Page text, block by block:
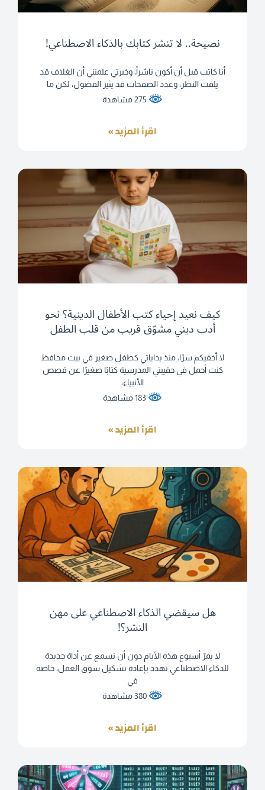
نصيحة.. لا تنشر كتابك بالذكاء الاصطناعي!
أنا كاتب قبل أن أكون ناشراً، وخبرتي علمتني أن الغلاف قد
يلفت النظر، وعدد الصفحات قد يثير الفضول، لكن ما
اقرأ المزيد »
كيف نعيد إحياء كتب الأطفال الدينية؟ نحو
أدب ديني مشوّق قريب من قلب الطفل
لا أخفيكم سرًا، منذ بداياتي كطفل صغير في بيت محافظ
كنت أحمل في حقيبتي المدرسية كتابًا صغيرًا عن قصص
الأنبياء،
اقرأ المزيد »
هل سيقضي الذكاء الاصطناعي على مهن
النشر؟!
لا يمرّ أسبوع هذه الأيام دون أن نسمع عن أداة جديدة
للذكاء الاصطناعي تهدد بإعادة تشكيل سوق العمل، خاصة
في
اقرأ المزيد »